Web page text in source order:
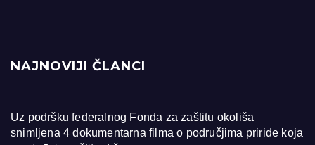
NAJNOVIJI ČLANCI
Uz podršku federalnog Fonda za zaštitu okoliša
snimljena 4 dokumentarna filma o područjima priride koja